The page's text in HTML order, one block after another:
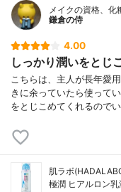
メイクの資格、化
鎌倉の侍
4.00
しっかり潤いをとじ
こちらは、主人が長年愛
きに余っていたら使って
をとじこめてくれるので
肌ラボ
極潤 ヒアルロン乳